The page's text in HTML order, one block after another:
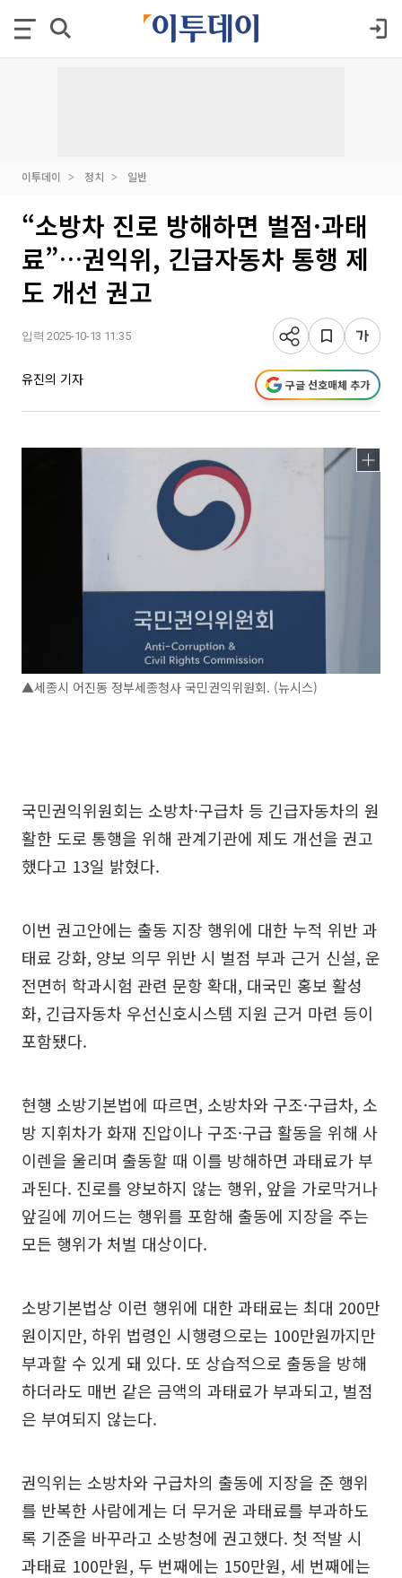
이투데이 정치 일반
“소방차 진로 방해하면 벌점·과태
료”…권익위, 긴급자동차 통행 제
도 개선 권고
입력 2025-10-13 11:35
유진의 기자 구글 선호매체 추가
▲세종시 어진동 정부세종청사 국민권익위원회. (뉴시스)
국민권익위원회는 소방차·구급차 등 긴급자동차의 원
활한 도로 통행을 위해 관계기관에 제도 개선을 권고
했다고 13일 밝혔다.
이번 권고안에는 출동 지장 행위에 대한 누적 위반 과
태료 강화, 양보 의무 위반 시 벌점 부과 근거 신설, 운
전면허 학과시험 관련 문항 확대, 대국민 홍보 활성
화, 긴급자동차 우선신호시스템 지원 근거 마련 등이
포함됐다.
현행 소방기본법에 따르면, 소방차와 구조·구급차, 소
방 지휘차가 화재 진압이나 구조·구급 활동을 위해 사
이렌을 울리며 출동할 때 이를 방해하면 과태료가 부
과된다. 진로를 양보하지 않는 행위, 앞을 가로막거나
앞길에 끼어드는 행위를 포함해 출동에 지장을 주는
모든 행위가 처벌 대상이다.
소방기본법상 이런 행위에 대한 과태료는 최대 200만
원이지만, 하위 법령인 시행령으로는 100만원까지만
부과할 수 있게 돼 있다. 또 상습적으로 출동을 방해
하더라도 매번 같은 금액의 과태료가 부과되고, 벌점
은 부여되지 않는다.
권익위는 소방차와 구급차의 출동에 지장을 준 행위
를 반복한 사람에게는 더 무거운 과태료를 부과하도
록 기준을 바꾸라고 소방청에 권고했다. 첫 적발 시
과태료 100만원, 두 번째에는 150만원, 세 번째에는